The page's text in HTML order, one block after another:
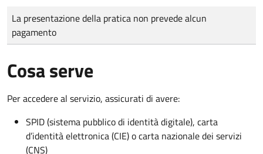
Tipo di pagamento
Importo
La presentazione della pratica non prevede alcun
pagamento
Cosa serve
Per accedere al servizio, assicurati di avere:
SPID (sistema pubblico di identità digitale), carta
d’identità elettronica (CIE) o carta nazionale dei servizi
(CNS)